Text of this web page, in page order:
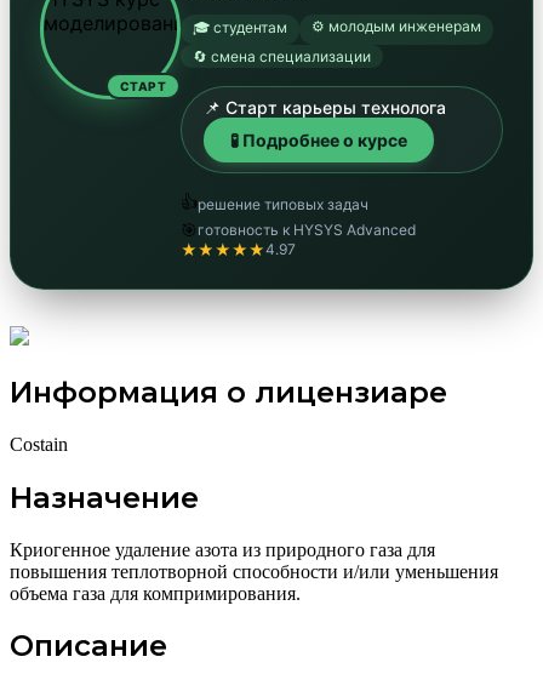
СТАРТ
🎓 студентам
⚙️ молодым инженерам
🔄 смена специализации
📌 Старт карьеры технолога
🧪 Подробнее о курсе
👍решение типовых задач
🎯 готовность к HYSYS Advanced
★★★★★4.97
Информация о лицензиаре
Costain
Назначение
Криогенное удаление азота из природного газа для
повышения теплотворной способности и/или уменьшения
объема газа для компримирования.
Описание